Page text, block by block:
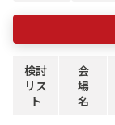
検討
リス
ト
会
場
名